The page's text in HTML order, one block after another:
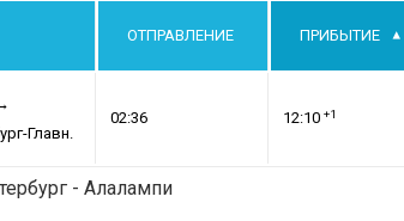
ОТПРАВЛЕНИЕ ПРИБЫТИЕ
Главн.
02:36 12:10 +1
- Алалампи